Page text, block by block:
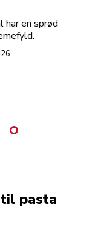
har en sprød
pasta